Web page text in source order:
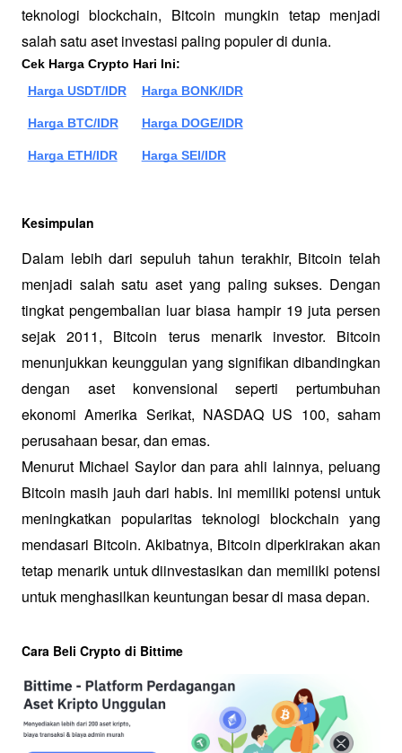
teknologi blockchain, Bitcoin mungkin tetap menjadi
salah satu aset investasi paling populer di dunia.
Cek Harga Crypto Hari Ini:
Harga USDT/IDR
Harga BONK/IDR
Harga BTC/IDR Harga DOGE/IDR
Harga ETH/IDR Harga SEI/IDR
Kesimpulan
Dalam lebih dari sepuluh tahun terakhir, Bitcoin telah
menjadi salah satu aset yang paling sukses. Dengan
tingkat pengembalian luar biasa hampir 19 juta persen
sejak 2011, Bitcoin terus menarik investor. Bitcoin
menunjukkan keunggulan yang signifikan dibandingkan
dengan aset konvensional seperti pertumbuhan
ekonomi Amerika Serikat, NASDAQ US 100, saham
perusahaan besar, dan emas.
Menurut Michael Saylor dan para ahli lainnya, peluang
Bitcoin masih jauh dari habis. Ini memiliki potensi untuk
meningkatkan popularitas teknologi blockchain yang
mendasari Bitcoin. Akibatnya, Bitcoin diperkirakan akan
tetap menarik untuk diinvestasikan dan memiliki potensi
untuk menghasilkan keuntungan besar di masa depan.
Cara Beli Crypto di Bittime